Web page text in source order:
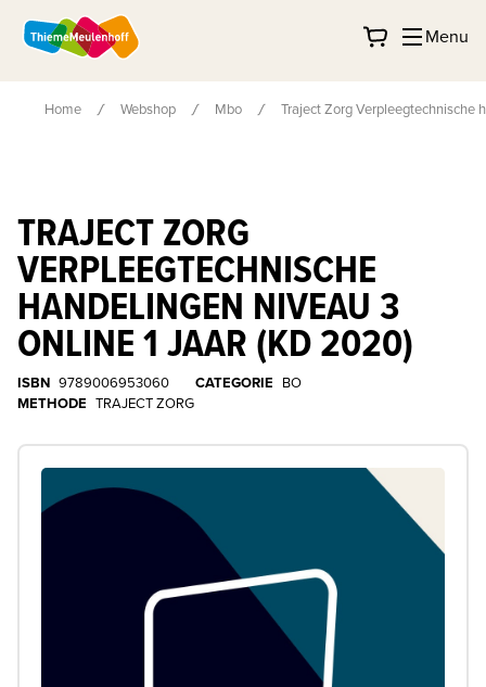
Menu
Home Webshop Mbo Traject Zorg Verpleegtechnische
TRAJECT ZORG
VERPLEEGTECHNISCHE
HANDELINGEN NIVEAU 3
ONLINE 1 JAAR (KD 2020)
ISBN 9789006953060 CATEGORIE BO
METHODE TRAJECT ZORG